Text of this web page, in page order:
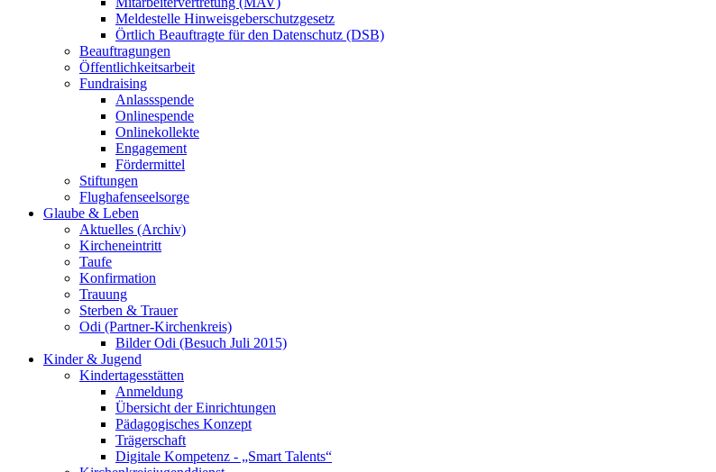
Meldestelle Hinweisgeberschutzgesetz
Örtlich Beauftragte für den Datenschutz (DSB)
Beauftragungen
Öffentlichkeitsarbeit
Fundraising
Anlassspende
Onlinespende
Onlinekollekte
Engagement
Fördermittel
Stiftungen
Flughafenseelsorge
Glaube & Leben
Aktuelles (Archiv)
Kircheneintritt
Taufe
Konfirmation
Trauung
Sterben & Trauer
Odi (Partner-Kirchenkreis)
Bilder Odi (Besuch Juli 2015)
Kinder & Jugend
Kindertagesstätten
Anmeldung
Übersicht der Einrichtungen
Pädagogisches Konzept
Trägerschaft
Digitale Kompetenz - „Smart Talents“